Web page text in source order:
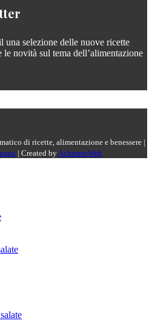
una selezione delle nuove ricette
le novità sul tema dell’alimentazione
di ricette, alimentazione e benessere |
| Created byAchromeWeb